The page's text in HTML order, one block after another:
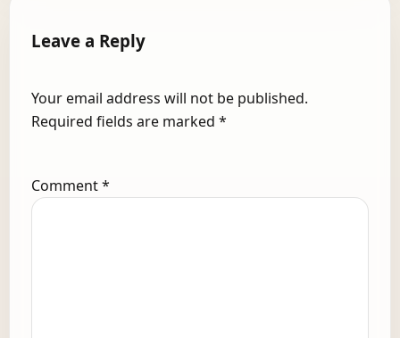
Leave a Reply
Your email address will not be published.
Required fields are marked *
Comment*